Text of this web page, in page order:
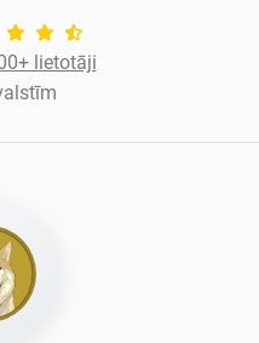
lietotāji